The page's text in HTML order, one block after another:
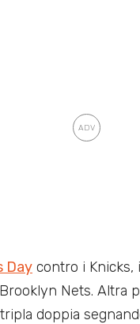
Day contro i Knicks, i
Nets. Altra
doppia